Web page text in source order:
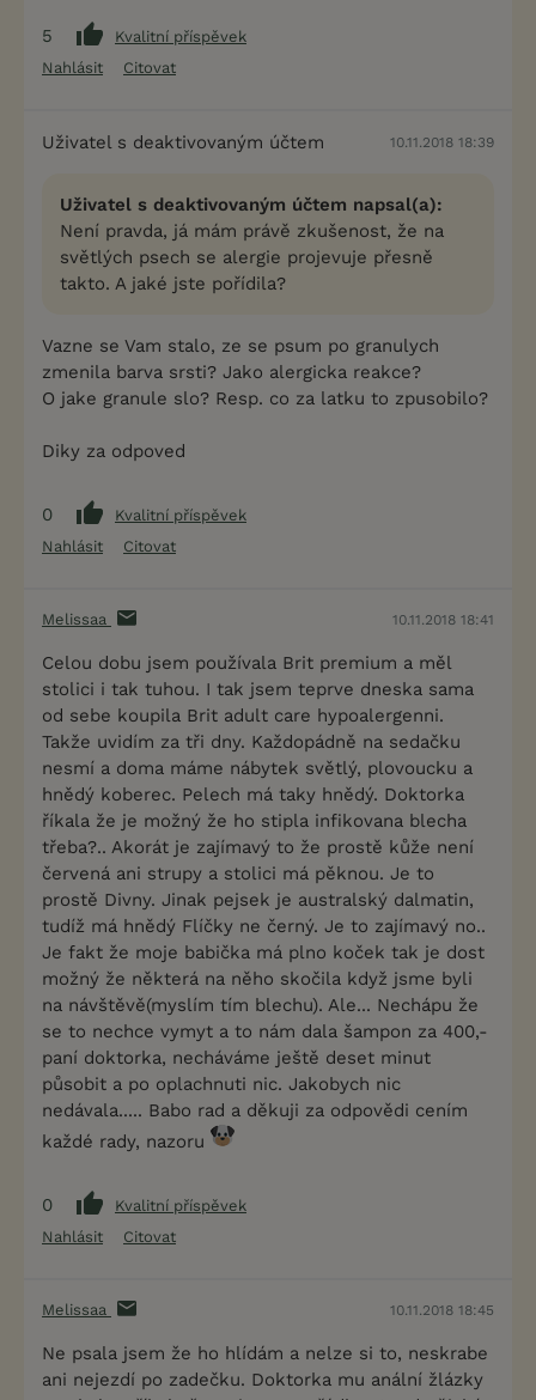
5
Kvalitní příspěvek
Nahlásit
Citovat
Uživatel s deaktivovaným účtem 10.11.2018 18:39
Uživatel s deaktivovaným účtem napsal(a):
Není pravda, já mám právě zkušenost, že na
světlých psech se alergie projevuje přesně
takto. A jaké jste pořídila?
Vazne se Vam stalo, ze se psum po granulych
zmenila barva srsti? Jako alergicka reakce?
O jake granule slo? Resp. co za latku to zpusobilo?
Diky za odpoved
0
Kvalitní příspěvek
Nahlásit
Citovat
Melissaa 10.11.2018 18:41
Celou dobu jsem používala Brit premium a měl
stolici i tak tuhou. I tak jsem teprve dneska sama
od sebe koupila Brit adult care hypoalergenni.
Takže uvidím za tři dny. Každopádně na sedačku
nesmí a doma máme nábytek světlý, plovoucku a
hnědý koberec. Pelech má taky hnědý. Doktorka
říkala že je možný že ho stipla infikovana blecha
třeba?.. Akorát je zajímavý to že prostě kůže není
červená ani strupy a stolici má pěknou. Je to
prostě Divny. Jinak pejsek je australský dalmatin,
tudíž má hnědý Flíčky ne černý. Je to zajímavý no..
Je fakt že moje babička má plno koček tak je dost
možný že některá na něho skočila když jsme byli
na návštěvě(myslím tím blechu). Ale... Nechápu že
se to nechce vymyt a to nám dala šampon za 400,-
paní doktorka, necháváme ještě deset minut
působit a po oplachnuti nic. Jakobych nic
nedávala..... Babo rad a děkuji za odpovědi cením
každé rady, nazoru
0
Kvalitní příspěvek
Nahlásit
Citovat
Melissaa 10.11.2018 18:45
Ne psala jsem že ho hlídám a nelze si to, neskrabe
ani nejezdí po zadečku. Doktorka mu anální žlázky